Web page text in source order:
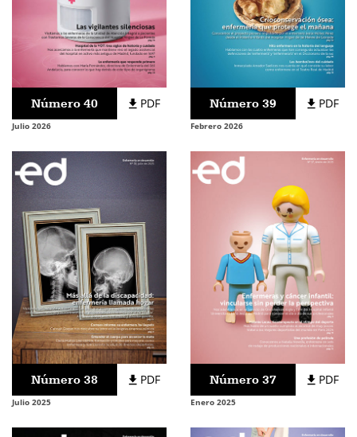
Número 40 PDF
Julio 2026
Número 39 PDF
Febrero 2026
Número 38 PDF
Julio 2025
Número 37 PDF
Enero 2025